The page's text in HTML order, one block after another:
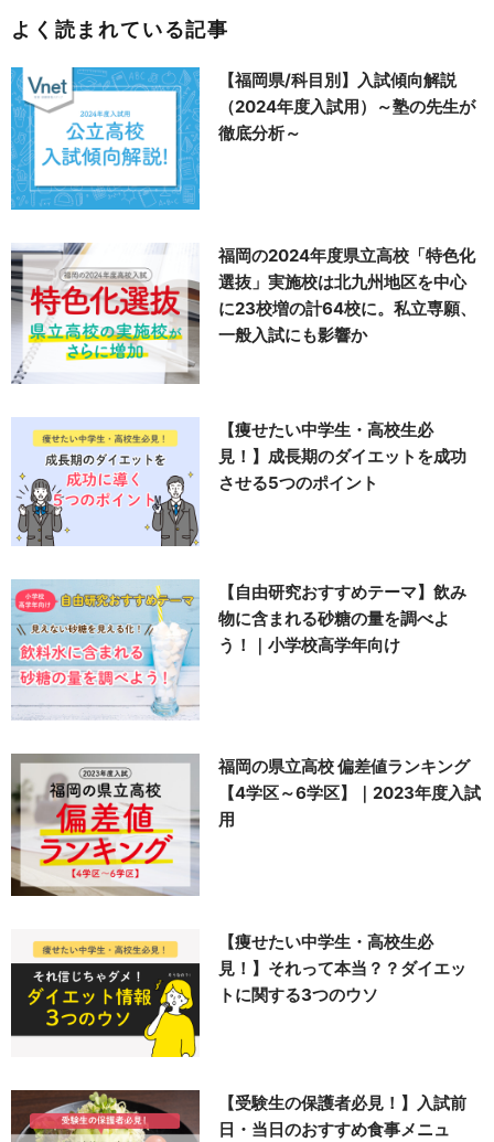
よく読まれている記事
【福岡県/科目別】入試傾向解説
（2024年度入試用）～塾の先生が
徹底分析～
福岡の2024年度県立高校「特色化
選抜」実施校は北九州地区を中心
に23校増の計64校に。私立専願、
一般入試にも影響か
【痩せたい中学生・高校生必
見！】成長期のダイエットを成功
させる5つのポイント
【自由研究おすすめテーマ】飲み
物に含まれる砂糖の量を調べよ
う！｜小学校高学年向け
福岡の県立高校 偏差値ランキング
【4学区～6学区】｜2023年度入試
用
【痩せたい中学生・高校生必
見！】それって本当？？ダイエッ
トに関する3つのウソ
【受験生の保護者必見！】入試前
日・当日のおすすめ食事メニュ